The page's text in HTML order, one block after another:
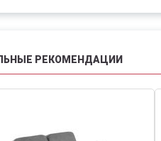
РЕКОМЕНДАЦИИ